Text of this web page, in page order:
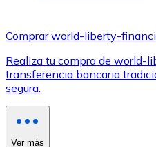
Comprar con tarjeta
Tienda - Tarjetas regalo
Nuevo
Compra tarjetas regalo
Ir a la tienda de tarjetas
Comprar world-liberty-
Realiza tu compra de world-
transferencia bancaria
segura.
Ver más